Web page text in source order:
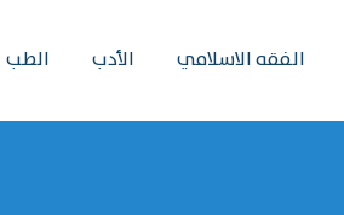
الفقه الاسلامي الأدب الطب